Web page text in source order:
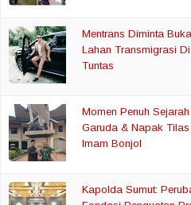
Mentrans Diminta
Lahan Transmigrasi
Tuntas
Momen Penuh
Garuda & Napak
Imam Bonjol
Kapolda Sumut: